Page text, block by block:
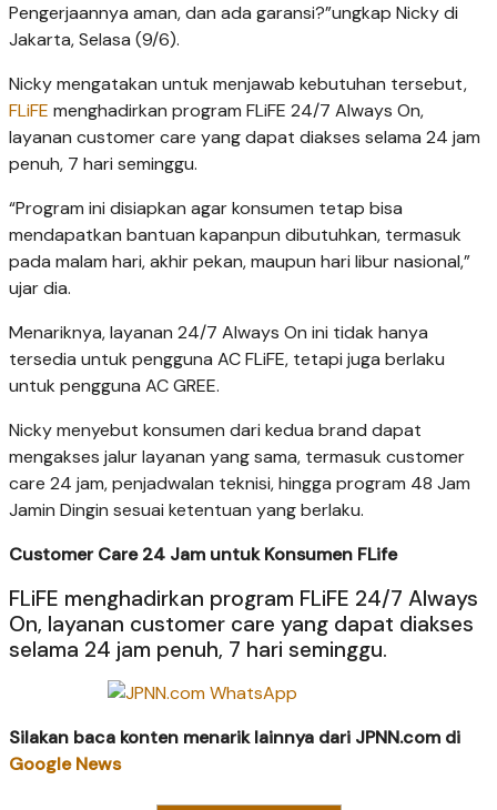
Pengerjaannya aman, dan ada garansi?”ungkap Nicky di
Jakarta, Selasa (9/6).
Nicky mengatakan untuk menjawab kebutuhan tersebut,
FLiFE menghadirkan program FLiFE 24/7 Always On,
layanan customer care yang dapat diakses selama 24 jam
penuh, 7 hari seminggu.
“Program ini disiapkan agar konsumen tetap bisa
mendapatkan bantuan kapanpun dibutuhkan, termasuk
pada malam hari, akhir pekan, maupun hari libur nasional,”
ujar dia.
Menariknya, layanan 24/7 Always On ini tidak hanya
tersedia untuk pengguna AC FLiFE, tetapi juga berlaku
untuk pengguna AC GREE.
Nicky menyebut konsumen dari kedua brand dapat
mengakses jalur layanan yang sama, termasuk customer
care 24 jam, penjadwalan teknisi, hingga program 48 Jam
Jamin Dingin sesuai ketentuan yang berlaku.
Customer Care 24 Jam untuk Konsumen FLife
FLiFE menghadirkan program FLiFE 24/7 Always
On, layanan customer care yang dapat diakses
selama 24 jam penuh, 7 hari seminggu.
Silakan baca konten menarik lainnya dari JPNN.com di
Google News